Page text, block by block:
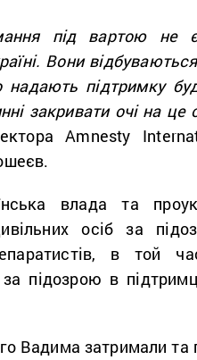
під вартою
Вони
підтримку
закривати очі на це
Amnesty
влада та
осіб за
в той
підозрою в
Вадима затримали та